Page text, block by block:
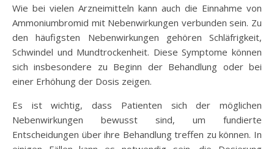
Wie bei vielen Arzneimitteln kann auch die Einnahme von
Ammoniumbromid mit Nebenwirkungen verbunden sein. Zu
den häufigsten Nebenwirkungen gehören Schläfrigkeit,
Schwindel und Mundtrockenheit. Diese Symptome können
sich insbesondere zu Beginn der Behandlung oder bei
einer Erhöhung der Dosis zeigen.
Es ist wichtig, dass Patienten sich der möglichen
Nebenwirkungen bewusst sind, um fundierte
Entscheidungen über ihre Behandlung treffen zu können. In